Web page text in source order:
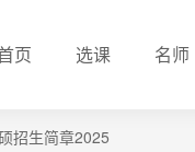
页 选课 名师
招生简章2025